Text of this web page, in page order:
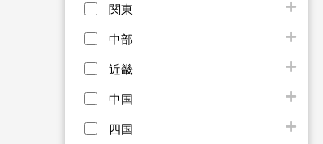
関東
中部
近畿
中国
四国